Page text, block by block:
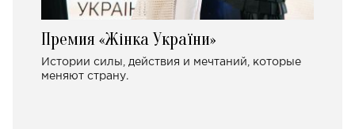
Премия «Жінка України»
Истории силы, действия и мечтаний, которые
меняют страну.